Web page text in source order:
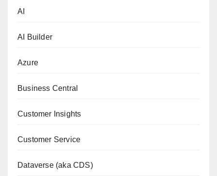
AI
AI Builder
Azure
Business Central
Customer Insights
Customer Service
Dataverse (aka CDS)